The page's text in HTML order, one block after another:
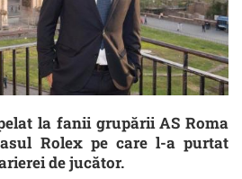
la fanii grupării AS Roma
Rolex pe care l-a purtat
de jucător.